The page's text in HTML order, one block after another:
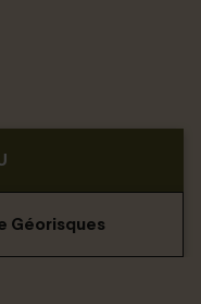
Géorisques